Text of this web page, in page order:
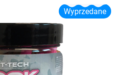
Wyprzedane